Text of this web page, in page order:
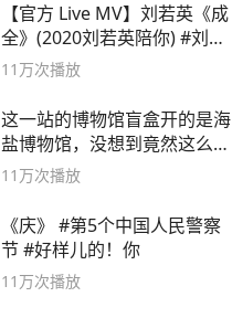
【官方 Live MV】刘若英《成
全》(2020刘若英陪你) #刘若
英 #成全
11万次播放
这一站的博物馆盲盒开的是海
盐博物馆，没想到竟然这么好
逛！
11万次播放
《庆》 #第5个中国人民警察
节 #好样儿的！你
11万次播放